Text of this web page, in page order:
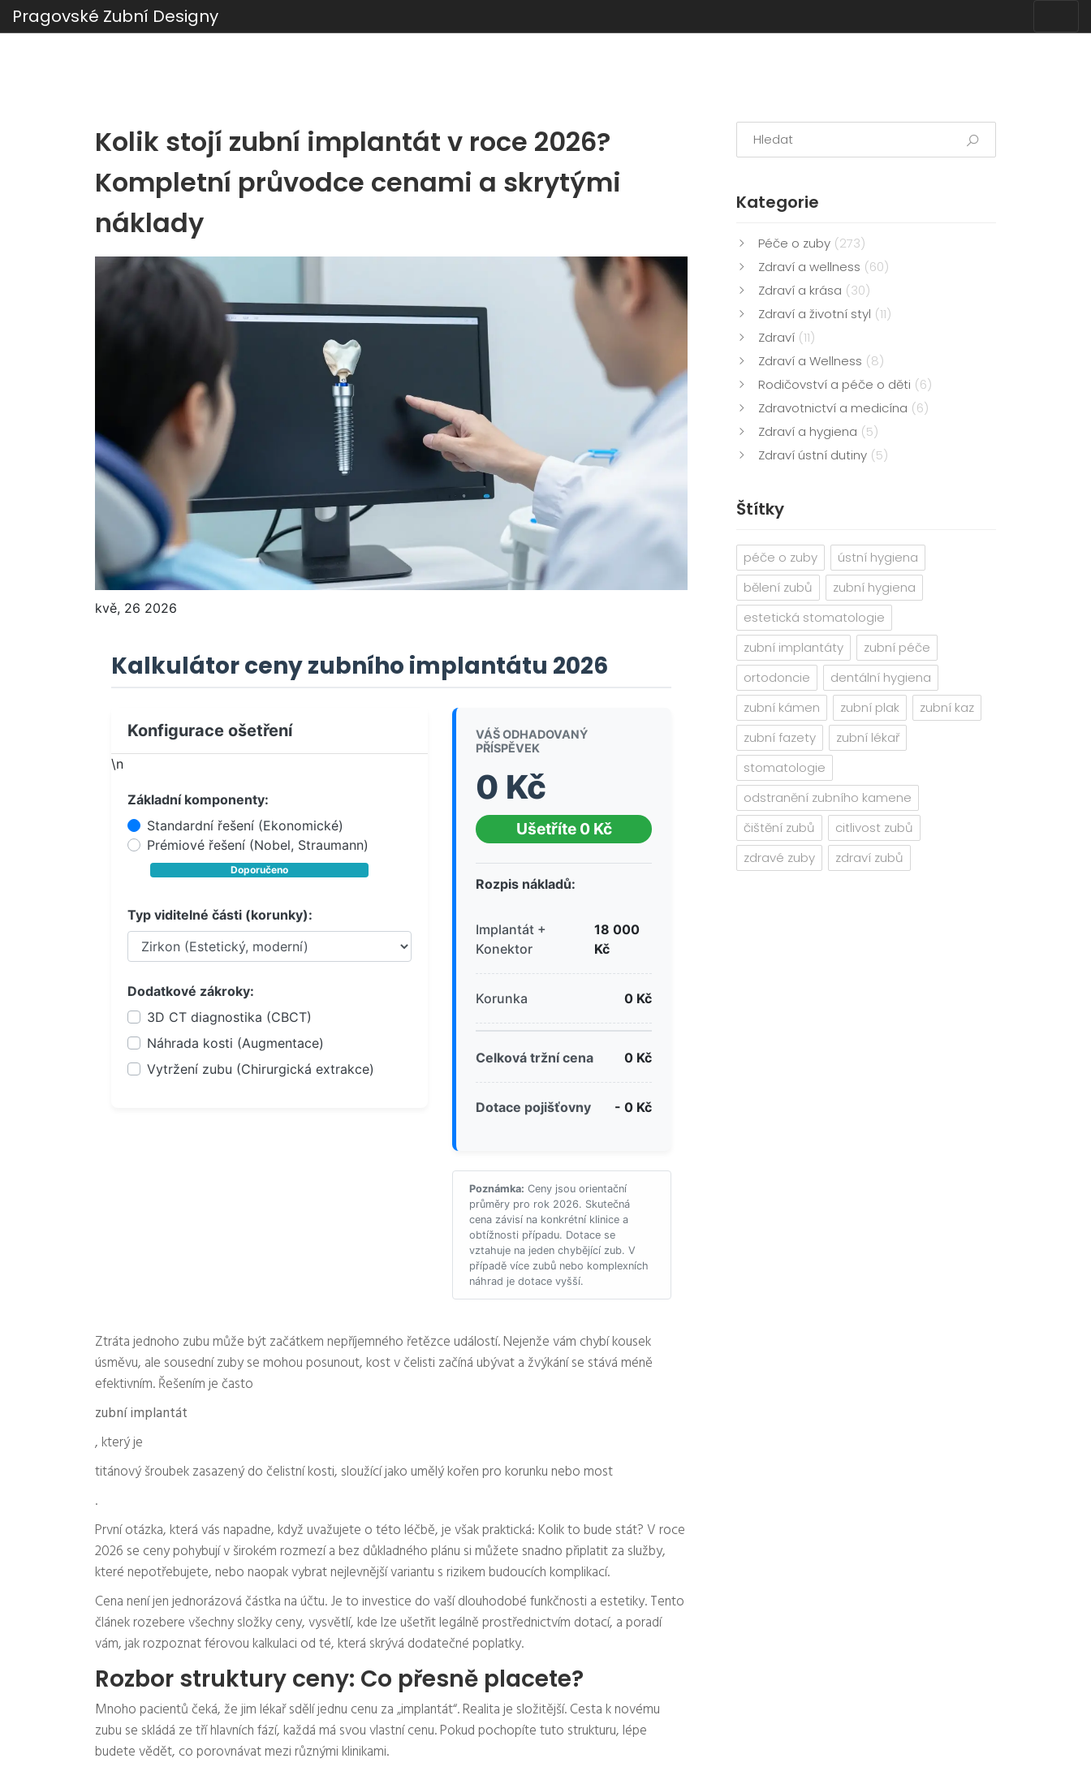
Pragovské Zubní Designy
Kolik stojí zubní implantát v roce 2026?
Kompletní průvodce cenami a skrytými
náklady
kvě, 26 2026
Kalkulátor ceny zubního implantátu 2026
Konfigurace ošetření
\n
Základní komponenty:
Standardní řešení (Ekonomické)
Prémiové řešení (Nobel, Straumann)
Doporučeno
Typ viditelné části (korunky):
Dodatkové zákroky:
3D CT diagnostika (CBCT)
Náhrada kosti (Augmentace)
Vytržení zubu (Chirurgická extrakce)
VÁŠ ODHADOVANÝ
PŘÍSPĚVEK
0 Kč
Ušetříte 0 Kč
Rozpis nákladů:
Implantát +
Konektor
18 000
Kč
Korunka 0 Kč
Celková tržní cena 0 Kč
Dotace pojišťovny - 0 Kč
Poznámka: Ceny jsou orientační
průměry pro rok 2026. Skutečná
cena závisí na konkrétní klinice a
obtížnosti případu. Dotace se
vztahuje na jeden chybějící zub. V
případě více zubů nebo komplexních
náhrad je dotace vyšší.
Ztráta jednoho zubu může být začátkem nepříjemného řetězce událostí. Nejenže vám chybí kousek
úsměvu, ale sousední zuby se mohou posunout, kost v čelisti začíná ubývat a žvýkání se stává méně
efektivním. Řešením je často
zubní implantát
, který je
titánový šroubek zasazený do čelistní kosti, sloužící jako umělý kořen pro korunku nebo most
.
První otázka, která vás napadne, když uvažujete o této léčbě, je však praktická: Kolik to bude stát? V roce
2026 se ceny pohybují v širokém rozmezí a bez důkladného plánu si můžete snadno připlatit za služby,
které nepotřebujete, nebo naopak vybrat nejlevnější variantu s rizikem budoucích komplikací.
Cena není jen jednorázová částka na účtu. Je to investice do vaší dlouhodobé funkčnosti a estetiky. Tento
článek rozebere všechny složky ceny, vysvětlí, kde lze ušetřit legálně prostřednictvím dotací, a poradí
vám, jak rozpoznat férovou kalkulaci od té, která skrývá dodatečné poplatky.
Rozbor struktury ceny: Co přesně placete?
Mnoho pacientů čeká, že jim lékař sdělí jednu cenu za „implantát“. Realita je složitější. Cesta k novému
zubu se skládá ze tří hlavních fází, každá má svou vlastní cenu. Pokud pochopíte tuto strukturu, lépe
budete vědět, co porovnávat mezi různými klinikami.
Kategorie
Péče o zuby (273)
Zdraví a wellness (60)
Zdraví a krása (30)
Zdraví a životní styl (11)
Zdraví (11)
Zdraví a Wellness (8)
Rodičovství a péče o děti (6)
Zdravotnictví a medicína (6)
Zdraví a hygiena (5)
Zdraví ústní dutiny (5)
Štítky
péče o zuby
ústní hygiena
bělení zubů
zubní hygiena
estetická stomatologie
zubní implantáty
zubní péče
ortodoncie
dentální hygiena
zubní kámen
zubní plak
zubní kaz
zubní fazety
zubní lékař
stomatologie
odstranění zubního kamene
čištění zubů
citlivost zubů
zdravé zuby
zdraví zubů